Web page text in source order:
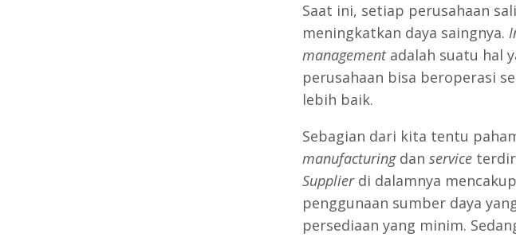
Saat ini, setiap perusahaan
meningkatkan daya saingnya.
managementadalah suatu hal
perusahaan bisa beroperasi
lebih baik.
Sebagian dari kita tentu
manufacturingdan service
Supplierdi dalamnya
penggunaan sumber daya
persediaan yang minim.